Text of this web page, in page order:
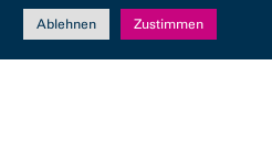
Zustimmen
Ablehnen